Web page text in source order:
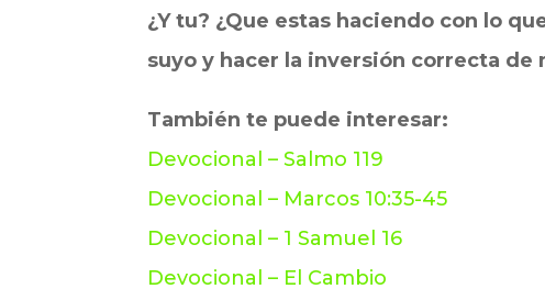
¿Y tu? ¿Que estas haciendo con lo
suyo y hacer la inversión correcta de
También te puede interesar:
Devocional – Salmo 119
Devocional – Marcos 10:35-45
Devocional – 1 Samuel 16
Devocional – El Cambio